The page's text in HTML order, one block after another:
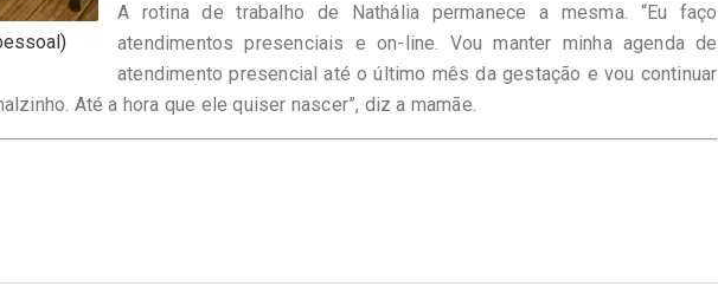
A rotina de trabalho de Nathália permanece a mesma. “Eu faço
atendimentos presenciais e on-line. Vou manter minha agenda de
atendimento presencial até o último mês da gestação e vou continuar
Até a hora que ele quiser nascer”, diz a mamãe.